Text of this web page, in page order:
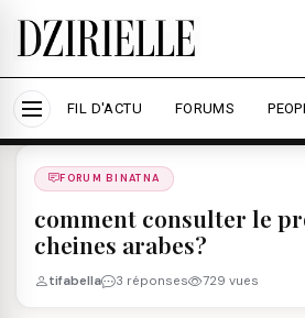
Nous utilisons des cookies
expérience et mesurer
Accepter tout
FIL D'ACTU FORUMS
Forums
FORUM BINATNA
comment consulter le
cheines arabes?
tifabella 3 réponses 729 vues